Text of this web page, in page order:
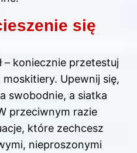
się
– koniecznie przetestuj
moskitiery. Upewnij się,
swobodnie, a siatka
przeciwnym razie
które zechcesz
nieproszonymi